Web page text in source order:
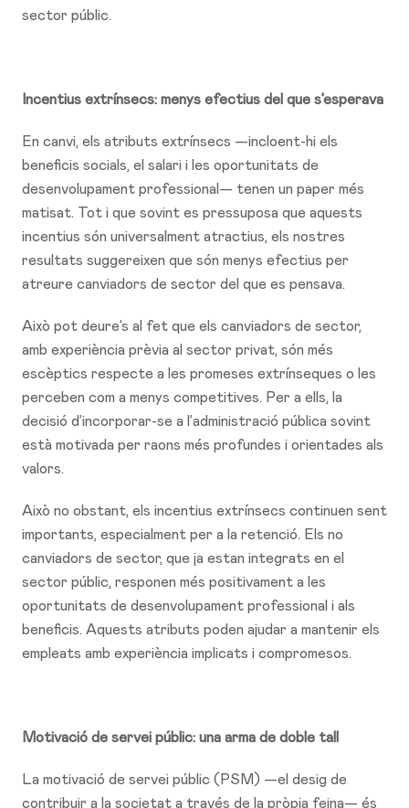
sector públic.
Incentius extrínsecs: menys efectius del que s’esperava
En canvi, els atributs extrínsecs —incloent-hi els
beneficis socials, el salari i les oportunitats de
desenvolupament professional— tenen un paper més
matisat. Tot i que sovint es pressuposa que aquests
incentius són universalment atractius, els nostres
resultats suggereixen que són menys efectius per
atreure canviadors de sector del que es pensava.
Això pot deure’s al fet que els canviadors de sector,
amb experiència prèvia al sector privat, són més
escèptics respecte a les promeses extrínseques o les
perceben com a menys competitives. Per a ells, la
decisió d’incorporar-se a l’administració pública sovint
està motivada per raons més profundes i orientades als
valors.
Això no obstant, els incentius extrínsecs continuen sent
importants, especialment per a la retenció. Els no
canviadors de sector, que ja estan integrats en el
sector públic, responen més positivament a les
oportunitats de desenvolupament professional i als
beneficis. Aquests atributs poden ajudar a mantenir els
empleats amb experiència implicats i compromesos.
Motivació de servei públic: una arma de doble tall
La motivació de servei públic (PSM) —el desig de
contribuir a la societat a través de la pròpia feina— és